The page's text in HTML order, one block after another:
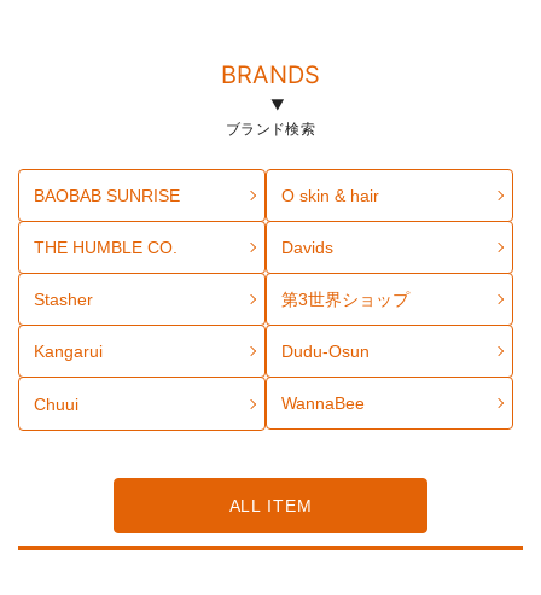
BRANDS
ブランド検索
BAOBAB SUNRISE O skin & hair
THE HUMBLE CO. Davids
Stasher 第3世界ショップ
Kangarui Dudu-Osun
Chuui WannaBee
ALL ITEM